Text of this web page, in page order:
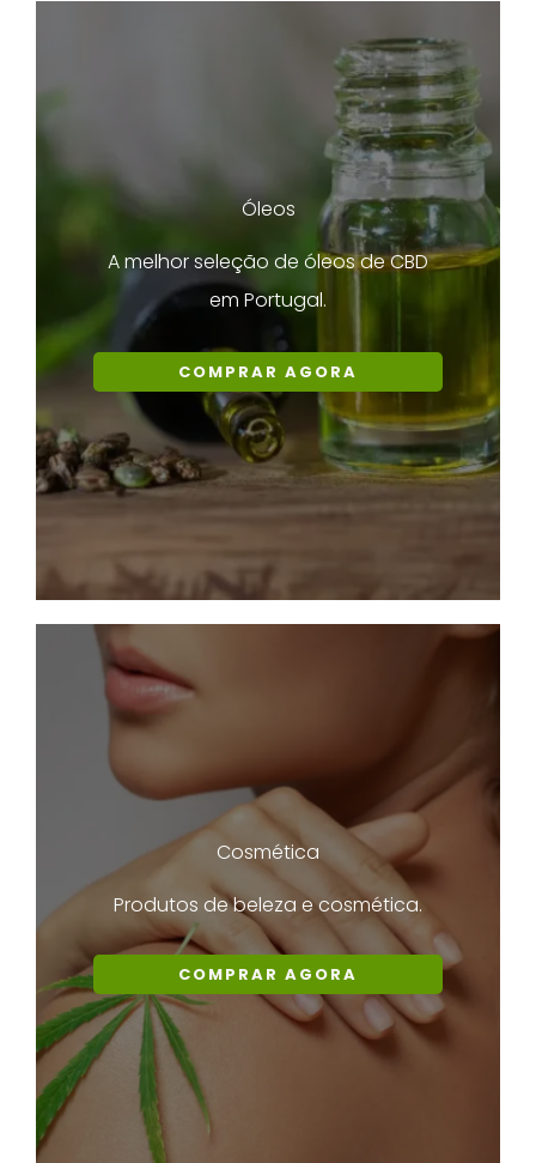
Óleos
A melhor seleção de óleos de CBD
em Portugal.
COMPRAR AGORA
Cosmética
Produtos de beleza e cosmética.
COMPRAR AGORA